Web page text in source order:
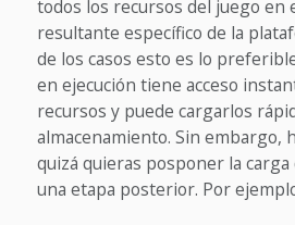
todos los recursos del juego en
resultante específico de la
de los casos esto es lo
en ejecución tiene acceso
recursos y puede cargarlos
almacenamiento. Sin embargo,
quizá quieras posponer la
una etapa posterior. Por